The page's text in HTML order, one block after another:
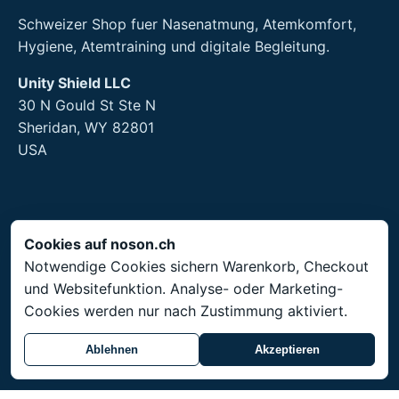
Schweizer Shop fuer Nasenatmung, Atemkomfort,
Hygiene, Atemtraining und digitale Begleitung.
Unity Shield LLC
30 N Gould St Ste N
Sheridan, WY 82801
USA
Impressum
AGB
Datenschutz
Rueckgabe
Cookies auf noson.ch
Notwendige Cookies sichern Warenkorb, Checkout
und Websitefunktion. Analyse- oder Marketing-
Cookies werden nur nach Zustimmung aktiviert.
Ablehnen Akzeptieren